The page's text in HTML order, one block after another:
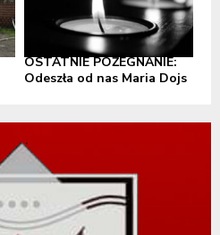
OSTATNIE POŻEGNANIE:
Odeszła od nas Maria Dojs